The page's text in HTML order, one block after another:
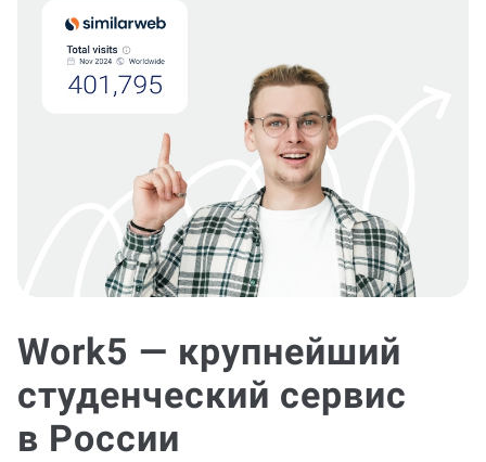
Work5 — крупнейший
студенческий сервис
в России